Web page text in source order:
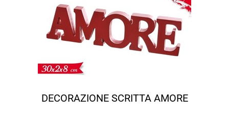
DECORAZIONE SCRITTA AMORE